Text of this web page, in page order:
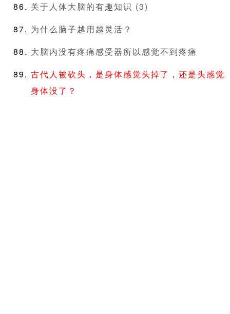
关于人体大脑的有趣知识 (3)
为什么脑子越用越灵活？
大脑内没有疼痛感受器所以感觉不到疼痛
古代人被砍头，是身体感觉头掉了，还是头感觉
身体没了？